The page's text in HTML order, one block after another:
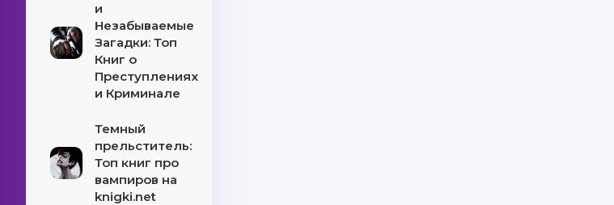
и
Незабываемые
Загадки: Топ
Книг о
Преступлениях
и Криминале
Темный
прельститель:
Топ книг про
вампиров на
knigki.net